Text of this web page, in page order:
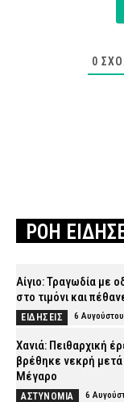
0
ΡΟΗ
Αίγιο: Τραγωδία με
στο τιμόνι και
ΕΙΔΗΣΕΙΣ 6
Χανιά: Πειθαρχική
βρέθηκε νεκρή
Μέγαρο
ΑΣΤΥΝΟΜΙΑ 6